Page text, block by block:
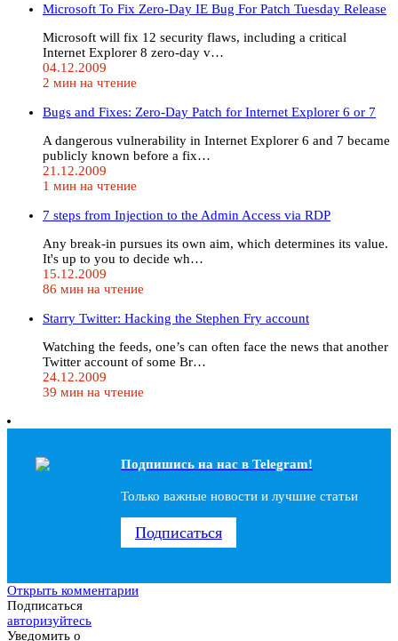
Microsoft To Fix Zero-Day IE Bug For Patch Tuesday Release
Microsoft will fix 12 security flaws, including a critical
Internet Explorer 8 zero-day v…
04.12.2009
2 мин на чтение
Bugs and Fixes: Zero-Day Patch for Internet Explorer 6 or 7
A dangerous vulnerability in Internet Explorer 6 and 7 became
publicly known before a fix…
21.12.2009
1 мин на чтение
7 steps from Injection to the Admin Access via RDP
Any break-in pursues its own aim, which determines its value.
It's up to you to decide wh…
15.12.2009
86 мин на чтение
Starry Twitter: Hacking the Stephen Fry account
Watching the feeds, one’s can often face the news that another
Twitter account of some Br…
24.12.2009
39 мин на чтение
Подпишись на наc в Telegram!
Только важные новости и лучшие статьи
Подписаться
Открыть комментарии
Подписаться
авторизуйтесь
Уведомить о